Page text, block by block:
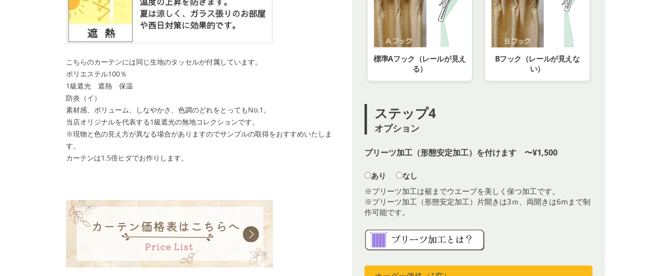
こちらのカーテンには同じ生地のタッセルが付属しています。
ポリエステル100％
1級遮光 遮熱 保温
防炎（イ）
素材感、ボリューム、しなやかさ、色調のどれをとってもNo.1。
当店オリジナルを代表する1級遮光の無地コレクションです。
※現物と色の見え方が異なる場合がありますのでサンプルの取得をおすすめいたしま
す。
カーテンは1.5倍ヒダでお作りします。
標準Aフック（レールが見え
る）
Bフック（レールが見えな
い）
ステップ4
オプション
プリーツ加工（形態安定加工）を付けます 〜¥1,500
あり
なし
※プリーツ加工は裾までウエーブを美しく保つ加工です。
※プリーツ加工（形態安定加工）片開きは3ｍ、両開きは6mまで制
作可能です。